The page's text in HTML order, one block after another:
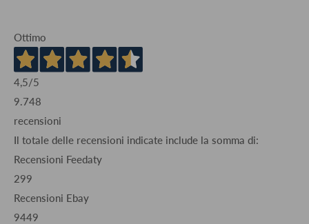
Ottimo
4,5/5
9.748
recensioni
Il totale delle recensioni indicate include la somma di:
Recensioni Feedaty
299
Recensioni Ebay
9449